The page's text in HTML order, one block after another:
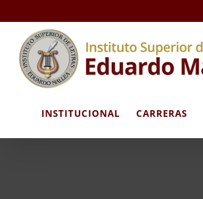
content
INSTITUCIONAL CARRERAS